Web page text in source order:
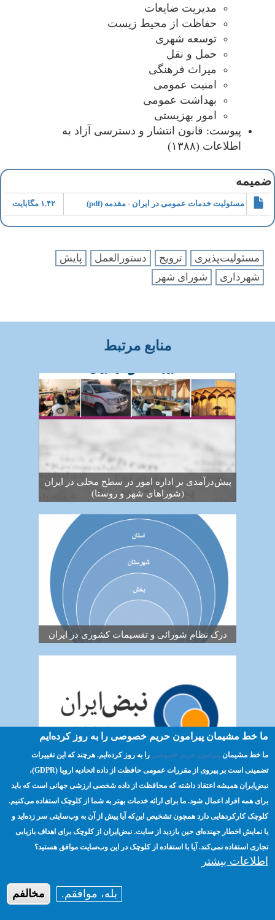
مدیریت ضایعات
حفاظت از محیط زیست
توسعه شهری
حمل و نقل
میراث فرهنگی
امنیت عمومی
بهداشت عمومی
امور بهزیستی
پیوست: قانون انتشار و دسترسی آزاد به
اطلاعات (۱۳۸۸)
ضمیمه
مسئولیت خدمات عمومی در ایران - مقدمه (pdf) ۱.۴۲ مگابایت
مسئولیت‌پذیری ترویج دستورالعمل
پایش
شهرداری
شورای شهر
منابع مرتبط
پیش‌درآمدی بر اداره امور در سطح محلی در ایران
(شوراهای شهر و روستا)
درک نظام شورائی و تقسیمات کشوری در ایران
پايش بودجه در سطح ملى و محلى
Footer
menu
صفحه اصلی مسئولیت‌پذیری
ترویج
انتخابات
منابع
حریم خصوصی
ما خط مشیمان پیرامون حریم خصوصی را به روز کرده‌ایم
ما خط مشیمانپیرامون حریم خصوصی را به روز کرده‌ایم. هرچند که این تغییرات
تضمینی است بر پیروی از مقررات عمومی حافظت از داده اتحادیه اروپا (GDPR)،‌
نبض‌ایران همیشه اعتقاد داشته که محافظت از داده شخصی ارزشی جهانی است که باید
برای همه افراد اعمال شود. ما برای ارائه خدمات بهتر به شما از کلوچک استفاده می‌کنیم.
کلوچک کارکردهایی دارد همچون تشخیص این‌که آیا پیش از آن به وب‌سایتی سر زده‌اید و
یا نمایش اخطار جهنده‌ای حین بازدید از سایت. نبض‌ایران از کلوچک برای اهداف بازیابی
تجاری استفاده نمی‌کند. آیا با استفاده از کلوچک در این وب‌سایت موافق هستید؟
اطلاعات بیشتر
بله، موافقم. مخالفم